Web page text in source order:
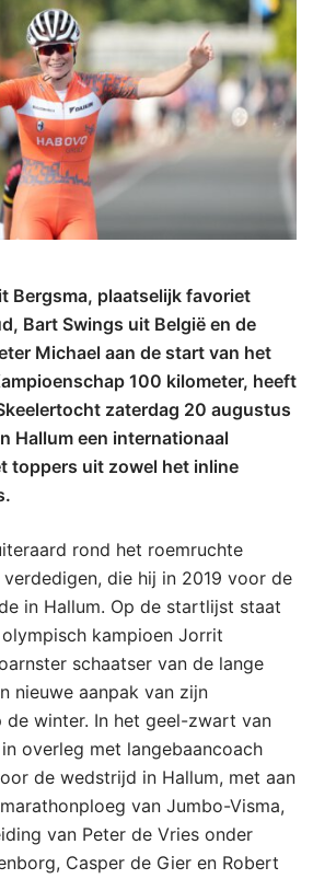
Bergsma, plaatselijk favoriet
Bart Swings uit België en de
Michael aan de start van het
100 kilometer, heeft
zaterdag 20 augustus
Hallum een internationaal
toppers uit zowel het inline
rond het roemruchte
die hij in 2019 voor de
in Hallum. Op de startlijst staat
kampioen Jorrit
schaatser van de lange
nieuwe aanpak van zijn
winter. In het geel-zwart van
overleg met langebaancoach
de wedstrijd in Hallum, met aan
van Jumbo-Visma,
van Peter de Vries onder
Casper de Gier en Robert